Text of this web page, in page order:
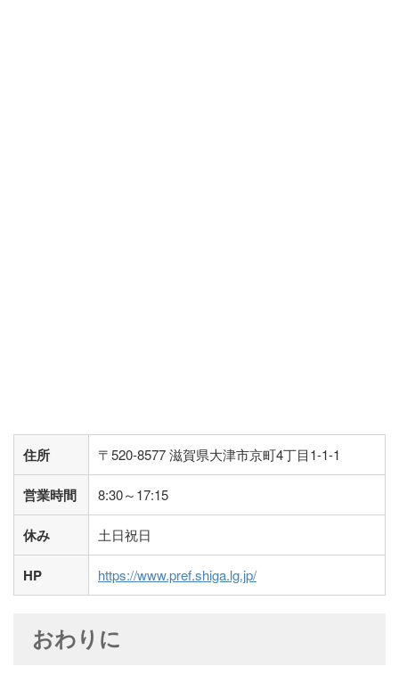
住所 〒520-8577 滋賀県大津市京町4丁目1-1-1
営業時間 8:30～17:15
休み 土日祝日
HP https://www.pref.shiga.lg.jp/
おわりに